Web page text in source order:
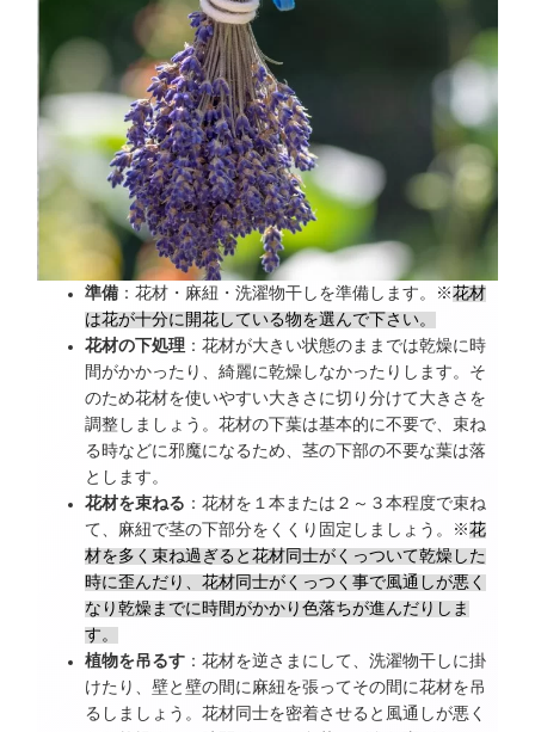
準備 ：花材・麻紐・洗濯物干しを準備します。※花材
は花が十分に開花している物を選んで下さい。
花材の下処理 ：花材が大きい状態のままでは乾燥に時
間がかかったり、綺麗に乾燥しなかったりします。そ
のため花材を使いやすい大きさに切り分けて大きさを
調整しましょう。花材の下葉は基本的に不要で、束ね
る時などに邪魔になるため、茎の下部の不要な葉は落
とします。
花材を束ねる ：花材を１本または２～３本程度で束ね
て、麻紐で茎の下部分をくくり固定しましょう。※花
材を多く束ね過ぎると花材同士がくっついて乾燥した
時に歪んだり、花材同士がくっつく事で風通しが悪く
なり乾燥までに時間がかかり色落ちが進んだりしま
す。
植物を吊るす ：花材を逆さまにして、洗濯物干しに掛
けたり、壁と壁の間に麻紐を張ってその間に花材を吊
るしましょう。花材同士を密着させると風通しが悪く